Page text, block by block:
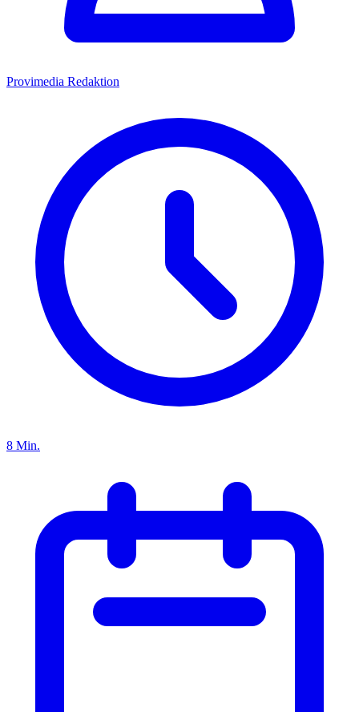
Provimedia Redaktion
8 Min.